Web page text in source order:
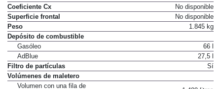
Vía trasera
1.614 mm
Coeficiente Cx
No disponible
Superficie frontal
No disponible
Peso
Depósito de combustible
Gasóleo
66 l
AdBlue
27,5 l
Filtro de partículas
Volúmenes de maletero